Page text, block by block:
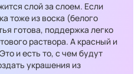
слой за слоем. Если
тоже из воска (белого
готова, поддержка легко
раствора. А красный и
и есть то, с чем будут
украшения из